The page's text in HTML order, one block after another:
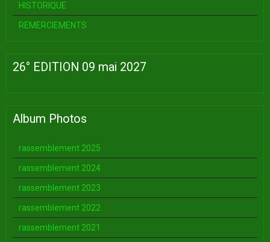
HISTORIQUE
REMERCIEMENTS
26° EDITION 09 mai 2027
Album Photos
rassemblement 2025
rassemblement 2024
rassemblement 2023
rassemblement 2022
rassemblement 2021